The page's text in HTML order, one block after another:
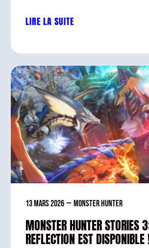
LIRE LA SUITE
13 mars 2026 — Monster Hunter
MONSTER HUNTER STORIES
REFLECTION EST DISPONIBLE